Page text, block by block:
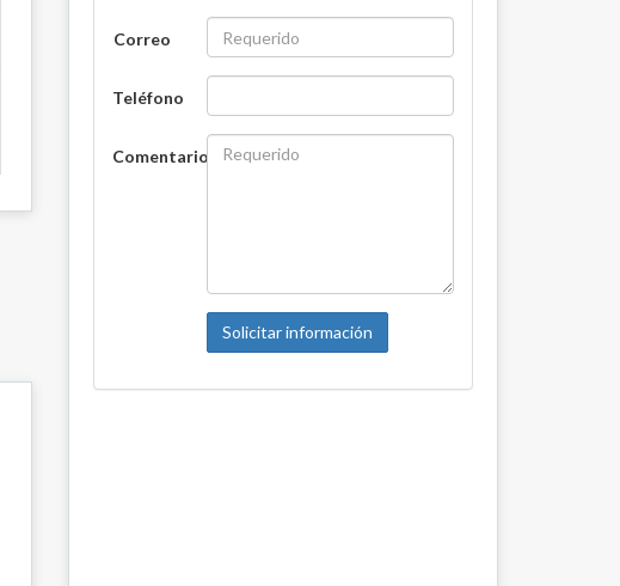
Correo
Teléfono
Comentario
Solicitar información